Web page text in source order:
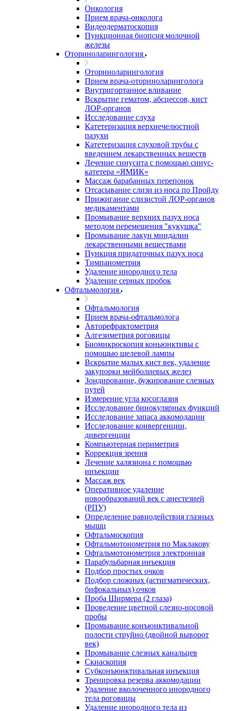
Онкология
Прием врача-онколога
Видеодерматоскопия
Пункционная биопсия молочной
железы
Оториноларингология
Оториноларингология
Прием врача-оториноларинголога
Внутригортанное вливание
Вскрытие гематом, абсцессов, кист
ЛОР-органов
Исследование слуха
Катетеризация верхнечелюстной
пазухи
Катетеризация слуховой трубы с
введением лекарственных веществ
Лечение синусита с помощью синус-
катетера «ЯМИК»
Массаж барабанных перепонок
Отсасывание слизи из носа по Пройду
Прижигание слизистой ЛОР-органов
медикаментами
Промывание верхних пазух носа
методом перемещения "кукушка"
Промывание лакун миндалин
лекарственными веществами
Пункция придаточных пазух носа
Тимпанометрия
Удаление инородного тела
Удаление серных пробок
Офтальмология
Офтальмология
Прием врача-офтальмолога
Авторефрактометрия
Алгезиметрия роговицы
Биомикроскопия коньюнктивы с
помощью щелевой лампы
Вскрытие малых кист век, удаление
закупорки мейболиевых желез
Зондирование, бужирование слезных
путей
Измерение угла косоглазия
Исследование бинокулярных функций
Исследование запаса аккомодации
Исследование конвергенции,
дивергенции
Компьютерная периметрия
Коррекция зрения
Лечение халязиона с помощью
инъекции
Массаж век
Оперативное удаление
новообразований век с анестезией
(РПУ)
Определение равнодействия глазных
мышц
Офтальмоскопия
Офтальмотонометрия по Маклакову
Офтальмотонометрия электронная
Парабульбарная инъекция
Подбор простых очков
Подбор сложных (астигматических,
бифокальных) очков
Проба Ширмера (2 глаза)
Проведение цветной слезно-носовой
пробы
Промывание конъюнктивальной
полости струйно (двойной выворот
век)
Промывание слезных канальцев
Скиаскопия
Субконъюнктивальная инъекция
Тренировка резерва аккомодации
Удаление вколоченного инородного
тела роговицы
Удаление инородного тела из